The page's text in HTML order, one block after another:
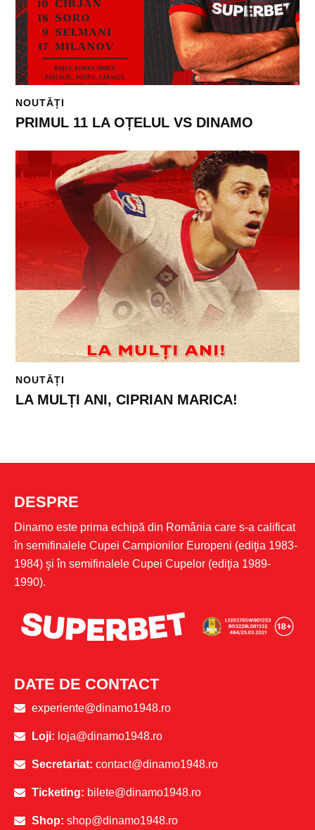
NOUTĂȚI
PRIMUL 11 LA OȚELUL VS DINAMO
NOUTĂȚI
LA MULȚI ANI, CIPRIAN MARICA!
DESPRE
Dinamo este prima echipă din România care s-a calificat
în semifinalele Cupei Campionilor Europeni (ediţia 1983-
1984) şi în semifinalele Cupei Cupelor (ediţia 1989-
1990).
DATE DE CONTACT
experiente@dinamo1948.ro
Loji: loja@dinamo1948.ro
Secretariat: contact@dinamo1948.ro
Ticketing: bilete@dinamo1948.ro
Shop: shop@dinamo1948.ro